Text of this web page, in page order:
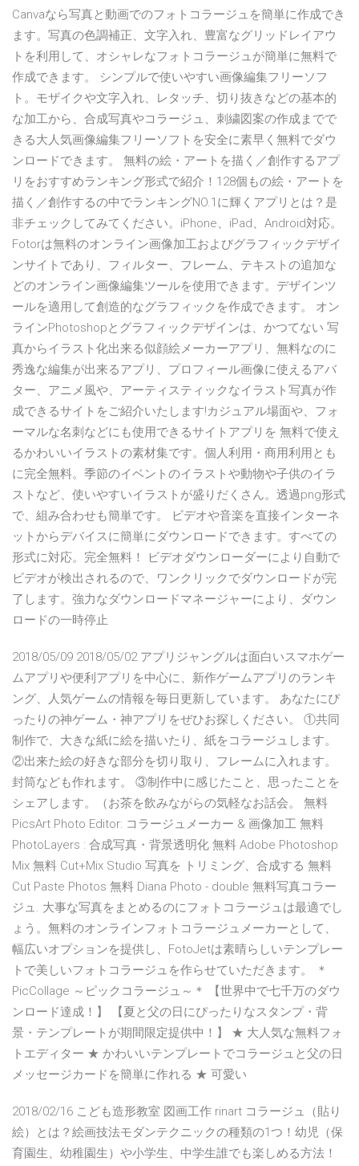
Canvaなら写真と動画でのフォトコラージュを簡単に作成でき
ます。写真の色調補正、文字入れ、豊富なグリッドレイアウ
トを利用して、オシャレなフォトコラージュが簡単に無料で
作成できます。 シンプルで使いやすい画像編集フリーソフ
ト。モザイクや文字入れ、レタッチ、切り抜きなどの基本的
な加工から、合成写真やコラージュ、刺繍図案の作成までで
きる大人気画像編集フリーソフトを安全に素早く無料でダウ
ンロードできます。 無料の絵・アートを描く／創作するアプ
リをおすすめランキング形式で紹介！128個もの絵・アートを
描く／創作するの中でランキングNO.1に輝くアプリとは？是
非チェックしてみてください。iPhone、iPad、Android対応。
Fotorは無料のオンライン画像加工およびグラフィックデザイ
ンサイトであり、フィルター、フレーム、テキストの追加な
どのオンライン画像編集ツールを使用できます。デザインツ
ールを適用して創造的なグラフィックを作成できます。 オン
ラインPhotoshopとグラフィックデザインは、かつてない 写
真からイラスト化出来る似顔絵メーカーアプリ、無料なのに
秀逸な編集が出来るアプリ、プロフィール画像に使えるアバ
ター、アニメ風や、アーティスティックなイラスト写真が作
成できるサイトをご紹介いたします!カジュアル場面や、フォ
ーマルな名刺などにも使用できるサイトアプリを 無料で使え
るかわいいイラストの素材集です。個人利用・商用利用とも
に完全無料。季節のイベントのイラストや動物や子供のイラ
ストなど、使いやすいイラストが盛りだくさん。透過png形式
で、組み合わせも簡単です。 ビデオや音楽を直接インターネ
ットからデバイスに簡単にダウンロードできます。すべての
形式に対応。完全無料！ ビデオダウンローダーにより自動で
ビデオが検出されるので、ワンクリックでダウンロードが完
了します。強力なダウンロードマネージャーにより、ダウン
ロードの一時停止
2018/05/09 2018/05/02 アプリジャングルは面白いスマホゲー
ムアプリや便利アプリを中心に、新作ゲームアプリのランキ
ング、人気ゲームの情報を毎日更新しています。 あなたにぴ
ったりの神ゲーム・神アプリをぜひお探しください。 ①共同
制作で、大きな紙に絵を描いたり、紙をコラージュします。
②出来た絵の好きな部分を切り取り、フレームに入れます。
封筒なども作れます。 ③制作中に感じたこと、思ったことを
シェアします。（お茶を飲みながらの気軽なお話会。 無料
PicsArt Photo Editor: コラージュメーカー & 画像加工 無料
PhotoLayers : 合成写真・背景透明化 無料 Adobe Photoshop
Mix 無料 Cut+Mix Studio 写真を トリミング、合成する 無料
Cut Paste Photos 無料 Diana Photo - double 無料写真コラー
ジュ. 大事な写真をまとめるのにフォトコラージュは最適でし
ょう。無料のオンラインフォトコラージュメーカーとして、
幅広いオプションを提供し、FotoJetは素晴らしいテンプレー
トで美しいフォトコラージュを作らせていただきます。 ＊
PicCollage ～ピックコラージュ～＊ 【世界中で七千万のダウ
ンロード達成！】 【夏と父の日にぴったりなスタンプ・背
景・テンプレートが期間限定提供中！】 ★ 大人気な無料フォ
トエディター ★ かわいいテンプレートでコラージュと父の日
メッセージカードを簡単に作れる ★ 可愛い
2018/02/16 こども造形教室 図画工作 rinart コラージュ（貼り
絵）とは？絵画技法モダンテクニックの種類の1つ！幼児（保
育園生、幼稚園生）や小学生、中学生誰でも楽しめる方法！